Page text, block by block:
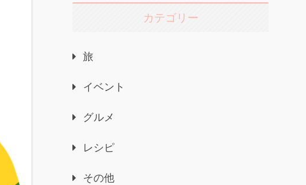
カテゴリー
旅
イベント
グルメ
レシピ
その他